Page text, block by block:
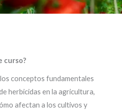
curso?
conceptos fundamentales
herbicidas en la agricultura,
afectan a los cultivos y